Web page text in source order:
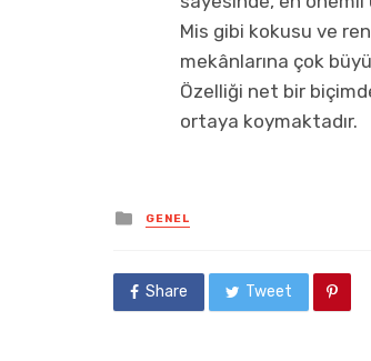
Mis gibi kokusu ve
mekânlarına çok
Özelliği net bir
ortaya koymaktadır.
Posted
in
GENEL
Share Tweet